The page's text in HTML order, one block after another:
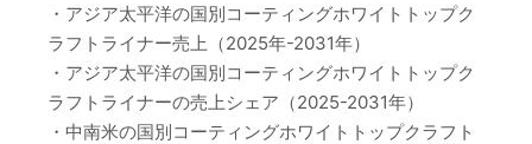
・アジア太平洋の国別コーティングホワイトトップク
ラフトライナー売上（2025年-2031年）
・アジア太平洋の国別コーティングホワイトトップク
ラフトライナーの売上シェア（2025-2031年）
・中南米の国別コーティングホワイトトップクラフト